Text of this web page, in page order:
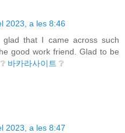
2023, a les 8:46
glad that I came across such
good work friend. Glad to be
바카라사이트 ❔
2023, a les 8:47